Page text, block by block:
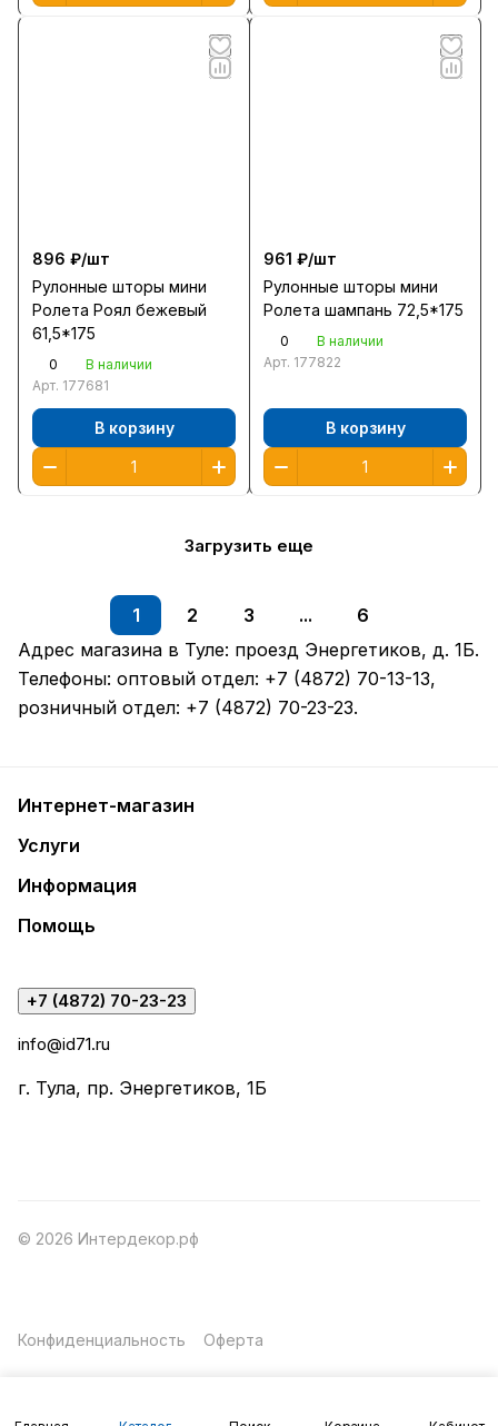
896 ₽/шт
Рулонные шторы мини
Ролета Роял бежевый
61,5*175
0
В наличии
Арт. 177681
В корзину
961 ₽/шт
Рулонные шторы мини
Ролета шампань 72,5*175
0
В наличии
Арт. 177822
В корзину
Загрузить еще
1 2 3 ...
6
Адрес магазина в Туле: проезд Энергетиков, д. 1Б.
Телефоны: оптовый отдел: +7 (4872) 70-13-13,
розничный отдел: +7 (4872) 70-23-23.
Интернет-магазин
Услуги
Информация
Помощь
+7 (4872) 70-23-23
info@id71.ru
г. Тула, пр. Энергетиков, 1Б
© 2026 Интердекор.рф
Конфиденциальность Оферта